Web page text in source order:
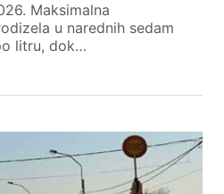
Maksimalna
u narednih sedam
litru, dok…